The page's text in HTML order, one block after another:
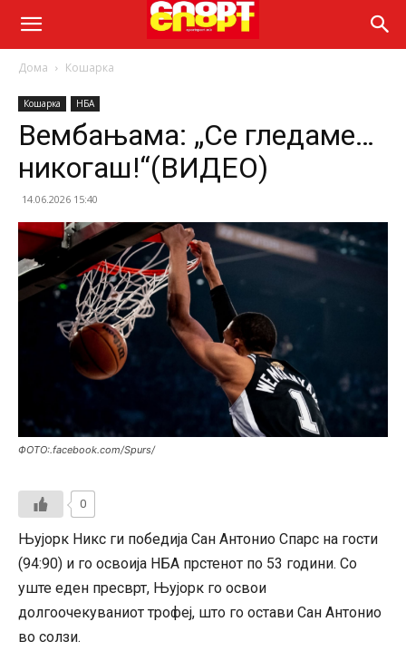
Дома Кошарка
Кошарка НБА
Вембањама: „Се гледаме…
никогаш!“(ВИДЕО)
14.06.2026 15:40
ФОТО:.facebook.com/Spurs/
0
Њујорк Никс ги победија Сан Антонио Спарс на гости
(94:90) и го освоија НБА прстенот по 53 години. Со
уште еден пресврт, Њујорк го освои
долгоочекуваниот трофеј, што го остави Сан Антонио
во солзи.